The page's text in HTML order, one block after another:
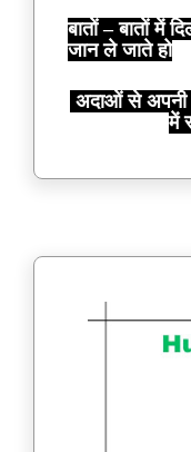
बातों – बातों में
जान ले जाते हो
अदाओं से अपनी
में